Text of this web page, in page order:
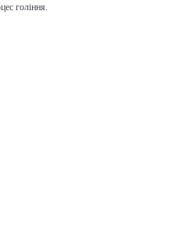
гоління.